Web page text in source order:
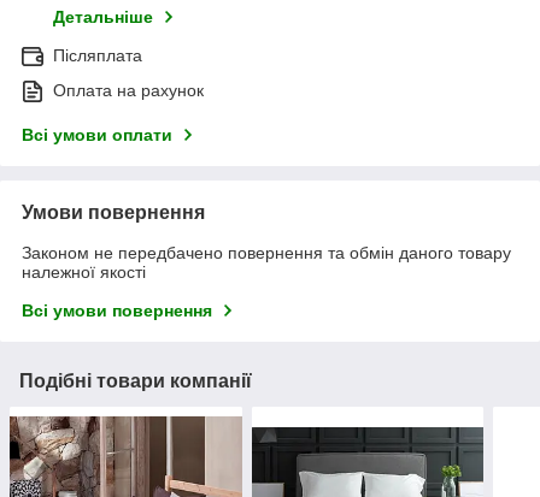
Детальніше
Післяплата
Оплата на рахунок
Всі умови оплати
Умови повернення
Законом не передбачено повернення та обмін даного товару
належної якості
Всі умови повернення
Подібні товари компанії